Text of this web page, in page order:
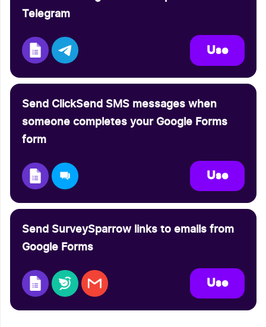
Telegram
Use
Send ClickSend SMS messages when
someone completes your Google Forms
form
Use
Send SurveySparrow links to emails from
Google Forms
Use